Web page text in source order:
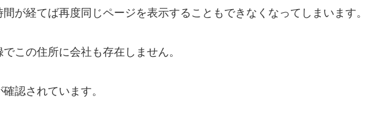
が経てば再度同じページを表示することもできなくなってしまいます。
この住所に会社も存在しません。
認されています。